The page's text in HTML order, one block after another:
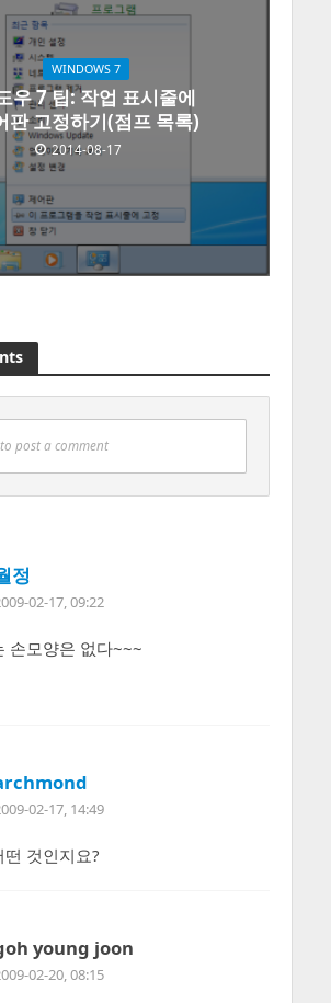
WINDOWS 7
우 7 팁: 작업 표시줄에
판 고정하기(점프 목록)
2014-08-17
post a comment
정
02-17, 09:22
손모양은 없다~~~
02-17, 14:49
것인지요?
young joon
02-20, 08:15